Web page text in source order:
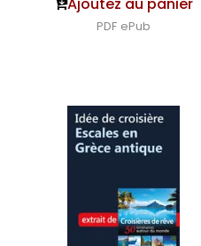
PDF ePub